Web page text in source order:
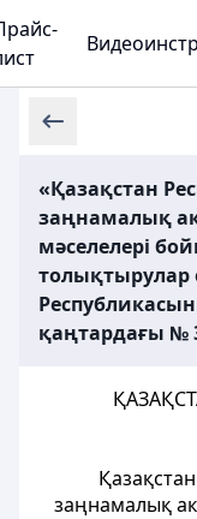
«Қазақстан
заңнамалық
мәселелері
толықтырулар
қаңтардағы №
заңнамалық